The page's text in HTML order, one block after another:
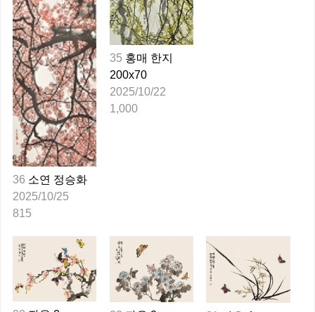
36 소연 정승화
2025/10/25
815
35 홍매 한지
200x70
2025/10/22
1,000